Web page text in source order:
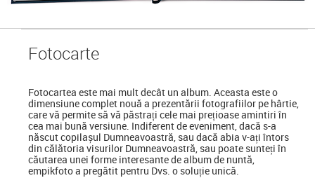
Fotocarte
Fotocartea este mai mult decât un album. Aceasta este o
dimensiune complet nouă a prezentării fotografiilor pe hârtie,
care vă permite să vă păstrați cele mai prețioase amintiri în
cea mai bună versiune. Indiferent de eveniment, dacă s-a
născut copilașul Dumneavoastră, sau dacă abia v-ați întors
din călătoria visurilor Dumneavoastră, sau poate sunteți în
căutarea unei forme interesante de album de nuntă,
empikfoto a pregătit pentru Dvs. o soluție unică.